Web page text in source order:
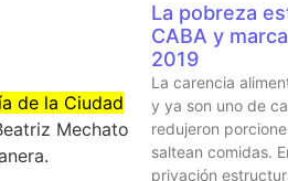
de la Ciudad
Mechato
La pobreza
CABA y
2019
La carencia
y ya son uno de
redujeron
saltean comidas.
privación